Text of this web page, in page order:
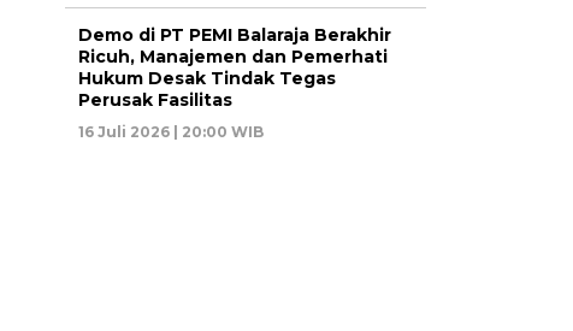
Demo di PT PEMI Balaraja Berakhir
Ricuh, Manajemen dan Pemerhati
Hukum Desak Tindak Tegas
Perusak Fasilitas
16 Juli 2026 | 20:00 WIB